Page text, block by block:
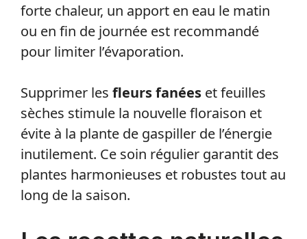
forte chaleur, un apport en eau le matin
ou en fin de journée est recommandé
pour limiter l’évaporation.
Supprimer les fleurs fanées et feuilles
sèches stimule la nouvelle floraison et
évite à la plante de gaspiller de l’énergie
inutilement. Ce soin régulier garantit des
plantes harmonieuses et robustes tout au
long de la saison.